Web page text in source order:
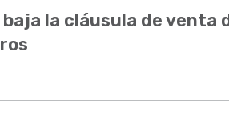
la cláusula de venta